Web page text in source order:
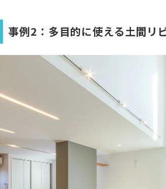
事例2：多目的に使える土間リ